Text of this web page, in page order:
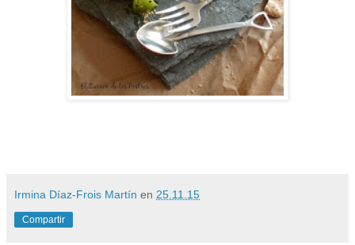
Irmina Díaz-Frois Martín en 25.11.15
Compartir